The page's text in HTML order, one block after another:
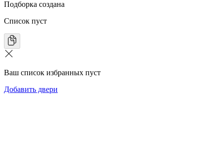
Подборка создана
Список пуст
Ваш список избранных пуст
Добавить двери